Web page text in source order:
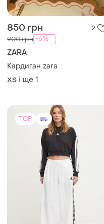
850 грн 2
900 грн -6%
ZARA
Кардиган zara
ХS і ще 1
TOP